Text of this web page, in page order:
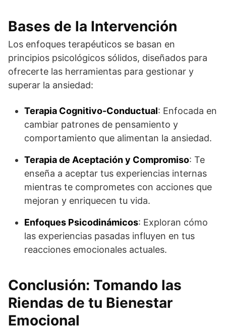
Bases de la Intervención
Los enfoques terapéuticos se basan en
principios psicológicos sólidos, diseñados para
ofrecerte las herramientas para gestionar y
superar la ansiedad:
Terapia Cognitivo-Conductual: Enfocada en
cambiar patrones de pensamiento y
comportamiento que alimentan la ansiedad.
Terapia de Aceptación y Compromiso: Te
enseña a aceptar tus experiencias internas
mientras te comprometes con acciones que
mejoran y enriquecen tu vida.
Enfoques Psicodinámicos: Exploran cómo
las experiencias pasadas influyen en tus
reacciones emocionales actuales.
Conclusión: Tomando las
Riendas de tu Bienestar
Emocional